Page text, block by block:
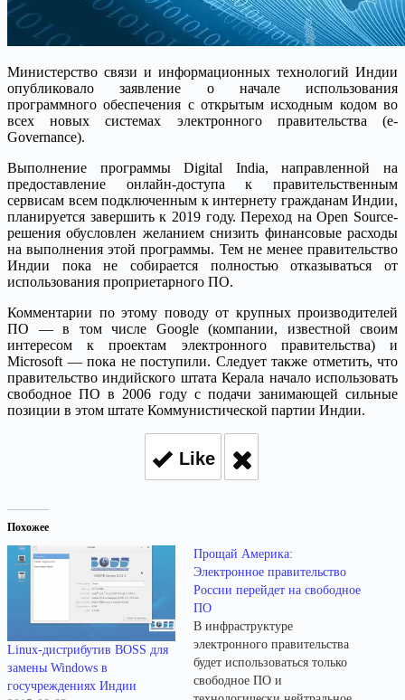
Министерство связи и информационных технологий Индии
опубликовало заявление о начале использования
программного обеспечения с открытым исходным кодом во
всех новых системах электронного правительства (e-
Governance).
Выполнение программы Digital India, направленной на
предоставление онлайн-доступа к правительственным
сервисам всем подключенным к интернету гражданам Индии,
планируется завершить к 2019 году. Переход на Open Source-
решения обусловлен желанием снизить финансовые расходы
на выполнения этой программы. Тем не менее правительство
Индии пока не собирается полностью отказываться от
использования проприетарного ПО.
Комментарии по этому поводу от крупных производителей
ПО — в том числе Google (компании, известной своим
интересом к проектам электронного правительства) и
Microsoft — пока не поступили. Следует также отметить, что
правительство индийского штата Керала начало использовать
свободное ПО в 2006 году с подачи занимающей сильные
позиции в этом штате Коммунистической партии Индии.
Like
Похожее
Linux-дистрибутив BOSS для
замены Windows в
госучреждениях Индии
Прощай Америка:
Электронное правительство
России перейдет на свободное
ПО
В инфраструктуре
электронного правительства
будет использоваться только
свободное ПО и